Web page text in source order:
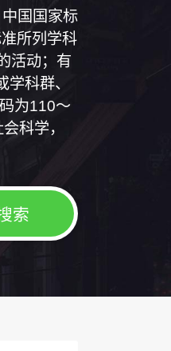
国国家标
所列学科
活动；有
科群、
为110～
科学，